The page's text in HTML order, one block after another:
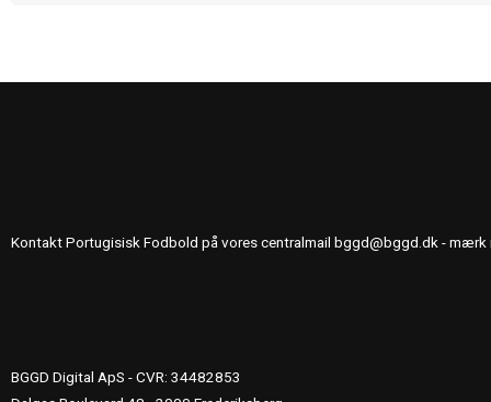
Kontakt Portugisisk Fodbold på vores centralmail bggd@bggd.dk- mærk
BGGD Digital ApS - CVR: 34482853